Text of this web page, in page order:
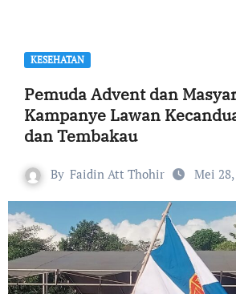
KESEHATAN
Pemuda Advent dan
Kampanye Lawan
dan Tembakau
By Faidin Att Thohir Mei